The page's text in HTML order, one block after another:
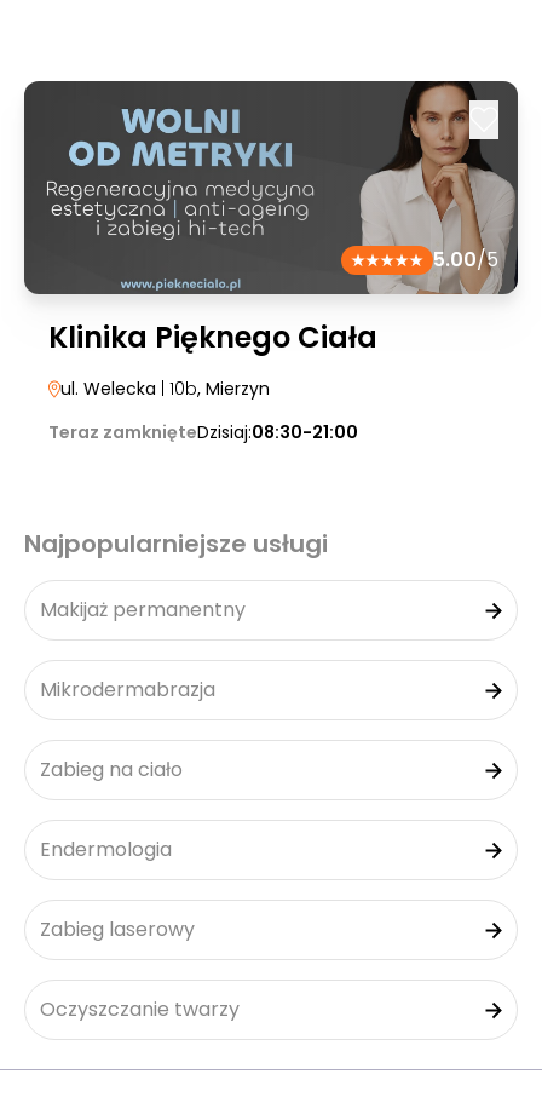
5.00/5
Klinika Pięknego Ciała
ul. Welecka | 10b, Mierzyn
Teraz zamknięteDzisiaj:08:30-21:00
Najpopularniejsze usługi
Makijaż permanentny
Mikrodermabrazja
Zabieg na ciało
Endermologia
Zabieg laserowy
Oczyszczanie twarzy